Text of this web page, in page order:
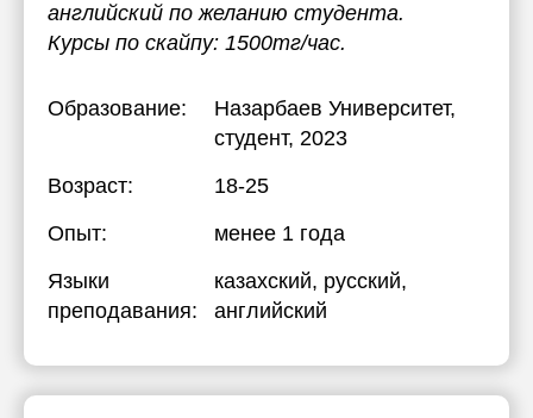
английский по желанию студента.
Курсы по скайпу: 1500тг/час.
Образование: Назарбаев Университет,
студент, 2023
Возраст:
18-25
Опыт:
менее 1 года
Языки
преподавания:
казахский, русский,
английский